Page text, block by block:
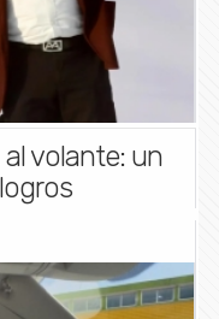
al volante: un